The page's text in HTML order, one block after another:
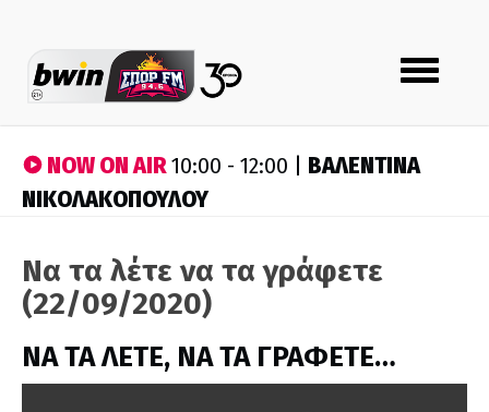
Toggle
navigation
NOW ON AIR10:00 - 12:00 | ΒΑΛΕΝΤΙΝΑ
ΝΙΚΟΛΑΚΟΠΟΥΛΟΥ
Να τα λέτε να τα γράφετε
(22/09/2020)
ΝΑ ΤΑ ΛΕΤΕ, ΝΑ ΤΑ ΓΡΑΦΕΤΕ…